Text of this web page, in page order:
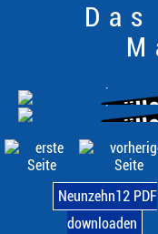
Neunzehn12 PDF
downloaden